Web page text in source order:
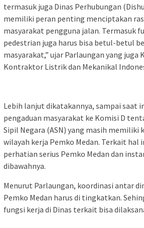
termasuk juga Dinas Perhubungan
memiliki peran penting menciptakan
masyarakat pengguna jalan. Termasuk
pedestrian juga harus bisa betul-betul
masyarakat,” ujar Parlaungan yang juga
Kontraktor Listrik dan Mekanikal
Lebih lanjut dikatakannya, sampai saat
pengaduan masyarakat ke Komisi D
Sipil Negara (ASN) yang masih memiliki
wilayah kerja Pemko Medan. Terkait hal
perhatian serius Pemko Medan dan
dibawahnya.
Menurut Parlaungan, koordinasi antar
Pemko Medan harus di tingkatkan.
fungsi kerja di Dinas terkait bisa